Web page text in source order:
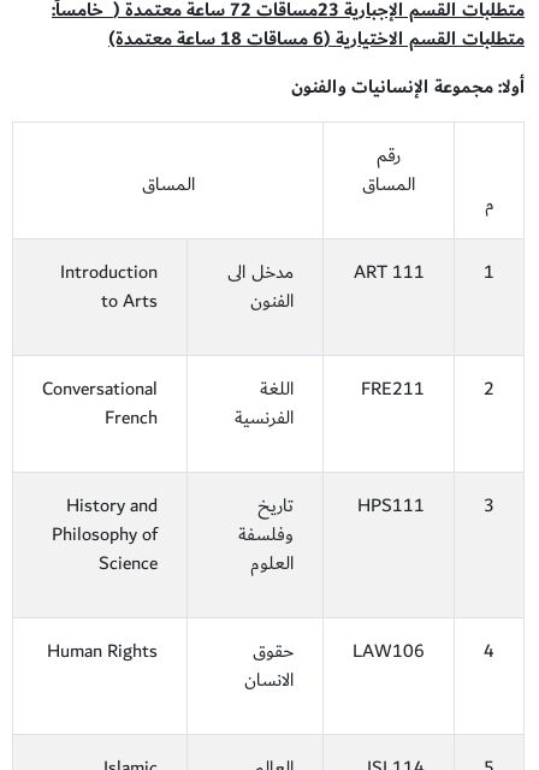
متطلبات القسم الإجبارية23مساقات72ساعة معتمدة( خامساً:
متطلبات القسم الاختيارية (6مساقات18ساعة معتمدة)
أولا: مجموعة الإنسانيات والفنون
م
رقم
المساق
المساق
1
ART 111
مدخل الى
الفنون
Introduction
to Arts
2
FRE211
اللغة
الفرنسية
Conversational
French
3
HPS111
تاريخ
وفلسفة
العلوم
History and
Philosophy of
Science
4
LAW106
حقوق
الانسان
Human Rights